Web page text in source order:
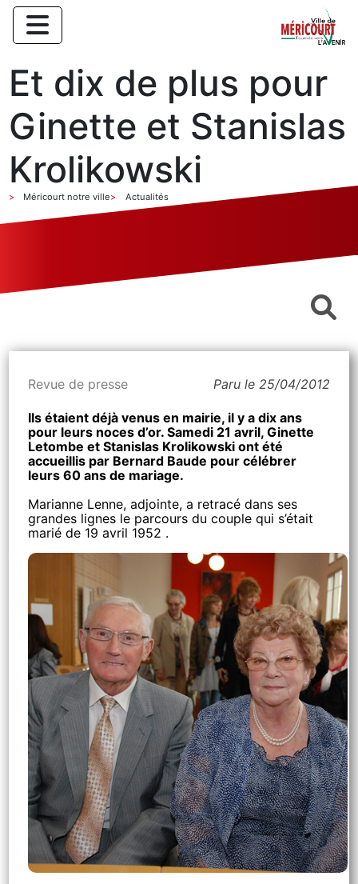
Et dix de plus pour
Ginette et Stanislas
Krolikowski
Méricourt notre ville Actualités
Revue de presse Paru le 25/04/2012
Ils étaient déjà venus en mairie, il y a dix ans
pour leurs noces d’or. Samedi 21 avril, Ginette
Letombe et Stanislas Krolikowski ont été
accueillis par Bernard Baude pour célébrer
leurs 60 ans de mariage.
Marianne Lenne, adjointe, a retracé dans ses
grandes lignes le parcours du couple qui s’était
marié de 19 avril 1952 .